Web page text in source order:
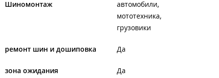
Шиномонтаж
автомобили
мототехника
грузовики
ремонт шин и дошиповка Да
зона ожидания Да